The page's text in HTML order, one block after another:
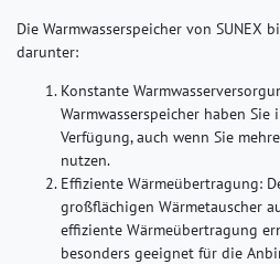
Die Warmwasserspeicher von SUNEX
darunter:
Konstante
Warmwasserspeicher haben Sie
Verfügung, auch wenn Sie
nutzen.
Effiziente Wärmeübertragung:
großflächigen Wärmetauscher
effiziente Wärmeübertragung
besonders geeignet für die